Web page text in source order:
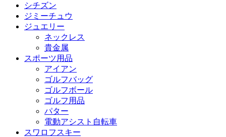
シチズン
ジミーチュウ
ジュエリー
ネックレス
貴金属
スポーツ用品
アイアン
ゴルフバッグ
ゴルフボール
ゴルフ用品
パター
電動アシスト自転車
スワロフスキー